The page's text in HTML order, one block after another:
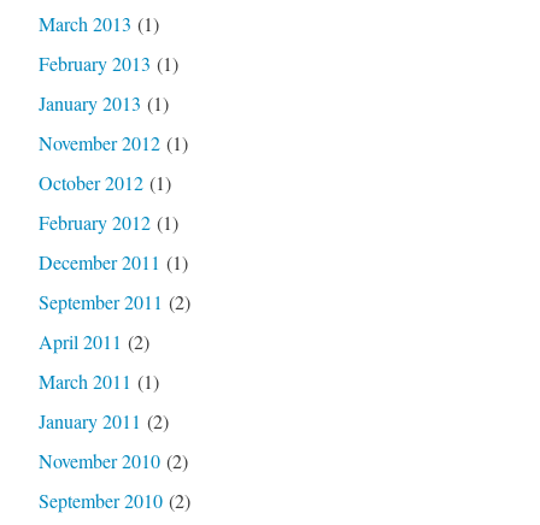
March 2013 (1)
February 2013 (1)
January 2013 (1)
November 2012(1)
October 2012(1)
February 2012(1)
December 2011 (1)
September 2011 (2)
April 2011 (2)
March 2011 (1)
January 2011 (2)
November 2010(2)
September 2010(2)